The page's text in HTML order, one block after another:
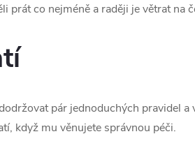
prát co nejméně a raději je větrat na
pár jednoduchých pravidel
když mu věnujete správnou péči.